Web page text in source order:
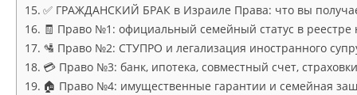
✅ ГРАЖДАНСКИЙ БРАК в Израиле Права: что вы
🧾 Право №1: официальный семейный статус в реестре
🛂 Право №2: СТУПРО и легализация иностранного
💳 Право №3: банк, ипотека, совместный счет, страховки
🏠 Право №4: имущественные гарантии и семейная